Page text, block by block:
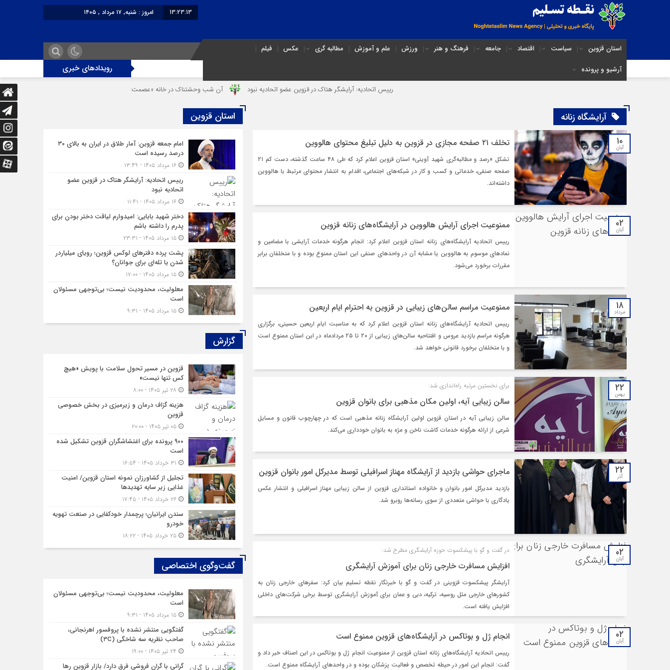
13:23:13
امروز : شنبه, ۱۷ مرداد , ۱۴۰۵
استان قزوین سیاست اقتصاد جامعه فرهنگ و هنر ورزش علم و آموزش مطالبه گری عکس
فیلم
آرشیو و پرونده
رویدادهای خبری
رییس اتحادیه: آرایشگر هتاک در قزوین عضو اتحادیه نبود آن شب وحشتناک در خانه «عصمت»
آرایشگاه زنانه
۱۰
آبان تخلف ۲۱ صفحه مجازی در قزوین به دلیل تبلیغ محتوای هالووین
تشکل «رصد و مطالبه‌گری شهید آوینی» استان قزوین اعلام کرد که طی ۴۸ ساعت گذشته، دست‌ کم ۲۱
صفحه صنفی، خدماتی و کسب و کار در شبکه‌های اجتماعی، اقدام به انتشار محتوای مرتبط با هالووین
داشته‌اند.
۰۲
آبان ممنوعیت اجرای آرایش هالووین در آرایشگاه‌های زنانه قزوین
رییس اتحادیه آرایشگاه‌های زنانه استان قزوین اعلام کرد: انجام هرگونه خدمات آرایشی با مضامین و
نمادهای موسوم به هالووین یا مشابه آن در واحدهای صنفی این استان ممنوع بوده و با متخلفان برابر
مقررات برخورد می‌شود.
۱۸
مرداد ممنوعیت مراسم‌‌ سالن‌های زیبایی در قزوین به احترام ایام اربعین
رییس اتحادیه آرایشگاه‌های زنانه استان قزوین اعلام کرد که به مناسبت ایام اربعین حسینی، برگزاری
هرگونه مراسم بازدید عروس و افتتاحیه سالن‌های زیبایی از ۲۰ تا ۲۵ مردادماه در این استان ممنوع است
و با متخلفان برخورد قانونی خواهد شد.
۲۲
بهمن
برای نخستین مرتبه راه‌اندازی شد:
سالن زیبایی آیه، اولین مکان مذهبی برای بانوان قزوین
سالن زیبایی آیه در استان قزوین اولین آرایشگاه زنانه مذهبی است که در چهارچوب قانون و مسایل
شرعی از ارائه هرگونه خدمات کاشت ناخن و مژه به بانوان خودداری می‌کند.
۲۲
آذر ماجرای حواشی بازدید از آرایشگاه مهناز اسرافیلی توسط مدیرکل امور بانوان قزوین
بازدید مدیرکل امور بانوان و خانواده استانداری قزوین از سالن زیبایی مهناز اسرافیلی و انتشار عکس
یادگاری با حواشی متعددی از سوی رسانه‌ها روبرو شد.
۰۲
آبان
در گفت و گو با پیشکسوت حوزه آرایشگری مطرح شد:
افزایش مسافرت خارجی زنان برای آموزش آرایشگری
آرایشگر پیشکسوت قزوینی در گفت و گو با خبرنگار نقطه تسلیم بیان کرد: سفرهای خارجی زنان به
کشورهای خارجی مثل روسیه، ترکیه، دبی و عمان برای آموزش آرایشگری توسط برخی شرکت‌های داخلی
افزایش یافته است.
۰۲
آبان انجام ژل و بوتاکس در آرایشگاه‌های قزوین ممنوع است
رییس اتحادیه آرایشگاه‌های زنانه استان قزوین از ممنوعیت انجام ژل و بوتاکس در این اصناف خبر داد و
گفت: انجام این امور در حیطه تخصص و فعالیت پزشکان بوده و در واحدهای آرایشگاه ممنوع است.
استان قزوین
امام جمعه قزوین: آمار طلاق در ایران به بالای ۳۰
درصد رسیده است
۱۶ مرداد ۱۴۰۵ - ۱۳:۴۹
رییس اتحادیه: آرایشگر هتاک در قزوین عضو
اتحادیه نبود
۱۶ مرداد ۱۴۰۵ - ۱۱:۴۱
دختر شهید بابایی: امیدوارم لیاقت دختر بودن برای
پدرم را داشته باشم
۱۵ مرداد ۱۴۰۵ - ۲۳:۳۱
پشت پرده دفترهای لوکس قزوین؛ رویای میلیاردر
شدن یا تله‌ای برای جوانان؟
۱۵ مرداد ۱۴۰۵ - ۱۷:۰۰
معلولیت، محدودیت نیست؛ بی‌توجهی مسئولان
است
۱۵ مرداد ۱۴۰۵ - ۹:۳۱
گزارش‌
قزوین در مسیر تحول سلامت با پویش «هیچ‌
کس تنها نیست»
هزینه‌ گزاف درمان و زیرمیزی در بخش خصوصی
قزوین
۰۵ تیر ۱۴۰۵ - ۲۰:۰۰
۹۰۰ پرونده برای اغتشاشگران قزوین تشکیل شده
است
تجلیل از کشاورزان نمونه استان قزوین/ امنیت
غذایی زیر سایه تهدیدها
۲۶ خرداد ۱۴۰۵ - ۱۷:۴۵
سندن ایرانیان؛ پرچمدار خودکفایی در صنعت تهویه
خودرو
۲۵ خرداد ۱۴۰۵ - ۱۸:۲۲
گفت‌وگوی اختصاصی
معلولیت، محدودیت نیست؛ بی‌توجهی مسئولان
است
۱۵ مرداد ۱۴۰۵ - ۹:۳۱
گفتگویی منتشر نشده با پروفسور اهرنجانی،
صاحب نظریه سه‌ شاخگی (۳C)
گرانی با گران‌ فروشی فرق دارد/ بازار قزوین رها